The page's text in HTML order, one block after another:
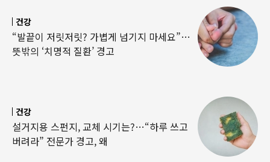
건강
“발끝이 저릿저릿? 가볍게 넘기지 마세요”…
뜻밖의 ‘치명적 질환’ 경고
건강
설거지용 스펀지, 교체 시기는?…“하루 쓰고
버려라” 전문가 경고, 왜